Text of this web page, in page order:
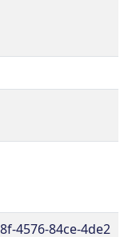
4576-84ce-4de2